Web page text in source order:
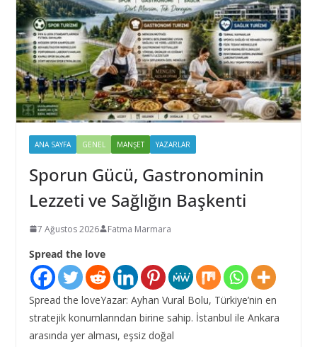
ANA SAYFA GENEL MANŞET YAZARLAR
Sporun Gücü, Gastronominin
Lezzeti ve Sağlığın Başkenti
7 Ağustos 2026 Fatma Marmara
Spread the love
Spread the loveYazar: Ayhan Vural Bolu, Türkiye’nin en
stratejik konumlarından birine sahip. İstanbul ile Ankara
arasında yer alması, eşsiz doğal